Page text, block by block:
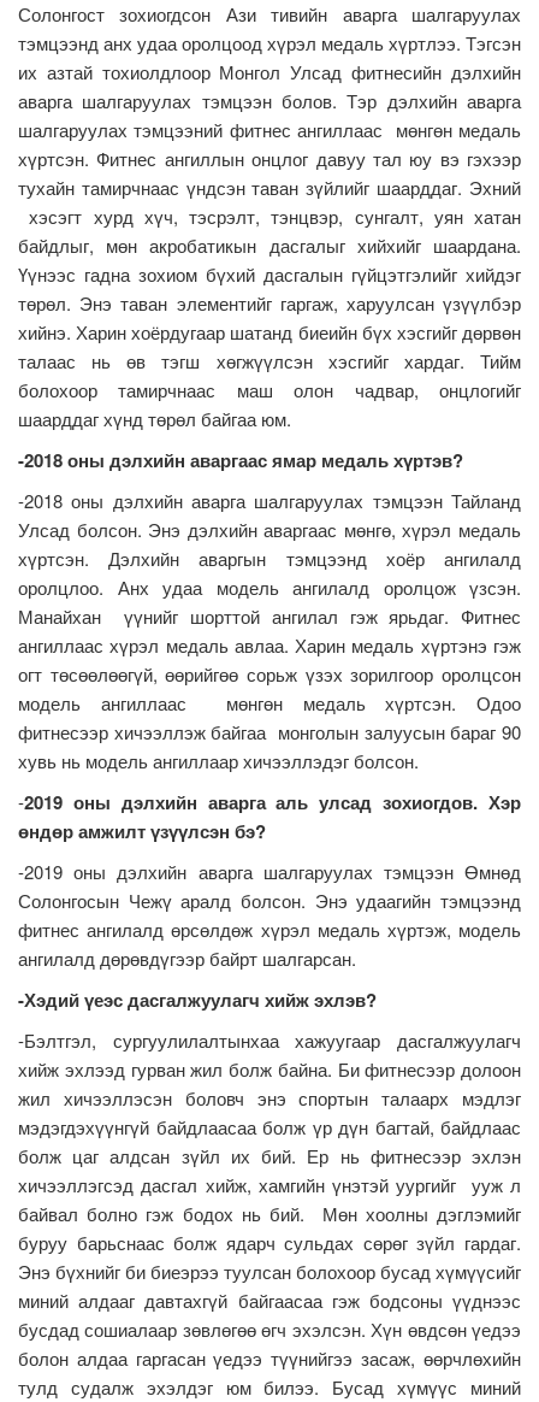
Солонгост зохиогдсон Ази тивийн аварга шалгаруулах
тэмцээнд анх удаа оролцоод хүрэл медаль хүртлээ. Тэгсэн
их азтай тохиолдлоор Монгол Улсад фитнесийн дэлхийн
аварга шалгаруулах тэмцээн болов. Тэр дэлхийн аварга
шалгаруулах тэмцээний фитнес ангиллаас мөнгөн медаль
хүртсэн. Фитнес ангиллын онцлог давуу тал юу вэ гэхээр
тухайн тамирчнаас үндсэн таван зүйлийг шаарддаг. Эхний
хэсэгт хурд хүч, тэсрэлт, тэнцвэр, сунгалт, уян хатан
байдлыг, мөн акробатикын дасгалыг хийхийг шаардана.
Үүнээс гадна зохиом бүхий дасгалын гүйцэтгэлийг хийдэг
төрөл. Энэ таван элементийг гаргаж, харуулсан үзүүлбэр
хийнэ. Харин хоёрдугаар шатанд биеийн бүх хэсгийг дөрвөн
талаас нь өв тэгш хөгжүүлсэн хэсгийг хардаг. Тийм
болохоор тамирчнаас маш олон чадвар, онцлогийг
шаарддаг хүнд төрөл байгаа юм.
-2018 оны дэлхийн аваргаас ямар медаль хүртэв?
-2018 оны дэлхийн аварга шалгаруулах тэмцээн Тайланд
Улсад болсон. Энэ дэлхийн аваргаас мөнгө, хүрэл медаль
хүртсэн. Дэлхийн аваргын тэмцээнд хоёр ангилалд
оролцлоо. Анх удаа модель ангилалд оролцож үзсэн.
Манайхан үүнийг шорттой ангилал гэж ярьдаг. Фитнес
ангиллаас хүрэл медаль авлаа. Харин медаль хүртэнэ гэж
огт төсөөлөөгүй, өөрийгөө сорьж үзэх зорилгоор оролцсон
модель ангиллаас мөнгөн медаль хүртсэн. Одоо
фитнесээр хичээллэж байгаа монголын залуусын бараг 90
хувь нь модель ангиллаар хичээллэдэг болсон.
-2019 оны дэлхийн аварга аль улсад зохиогдов. Хэр
өндөр амжилт үзүүлсэн бэ?
-2019 оны дэлхийн аварга шалгаруулах тэмцээн Өмнөд
Солонгосын Чежү аралд болсон. Энэ удаагийн тэмцээнд
фитнес ангилалд өрсөлдөж хүрэл медаль хүртэж, модель
ангилалд дөрөвдүгээр байрт шалгарсан.
-Хэдий үеэс дасгалжуулагч хийж эхлэв?
-Бэлтгэл, сургуулилалтынхаа хажуугаар дасгалжуулагч
хийж эхлээд гурван жил болж байна. Би фитнесээр долоон
жил хичээллэсэн боловч энэ спортын талаарх мэдлэг
мэдэгдэхүүнгүй байдлаасаа болж үр дүн багтай, байдлаас
болж цаг алдсан зүйл их бий. Ер нь фитнесээр эхлэн
хичээллэгсэд дасгал хийж, хамгийн үнэтэй уургийг ууж л
байвал болно гэж бодох нь бий. Мөн хоолны дэглэмийг
буруу барьснаас болж ядарч сульдах сөрөг зүйл гардаг.
Энэ бүхнийг би биеэрээ туулсан болохоор бусад хүмүүсийг
миний алдааг давтахгүй байгаасаа гэж бодсоны үүднээс
бусдад сошиалаар зөвлөгөө өгч эхэлсэн. Хүн өвдсөн үедээ
болон алдаа гаргасан үедээ түүнийгээ засаж, өөрчлөхийн
тулд судалж эхэлдэг юм билээ. Бусад хүмүүс миний